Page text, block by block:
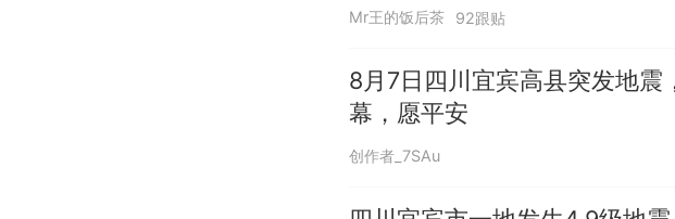
热 那个在床头放
Mr王的饭后茶 92跟贴
8月7日四川宜宾高县突发地震
幕，愿平安
创作者_7SAu